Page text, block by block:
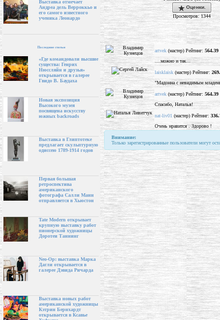
Выставка отмечает
Андреа дель Верроккьо и
его самого известного
ученика Леонардо
Последние статьи
«Где командовали высшие
существа: Генрих
Нюссляйн и друзья»
открывается в галерее
Гвидо В. Баудаха
Новая экспозиция
Высокого музея
посвящена искусству
южных backroads
Выставка в Глиптотеке
предлагает скульптурную
одиссею 1789-1914 годов
Первая большая
ретроспектива
американского
фотографа Салли Манн
отправляется в Хьюстон
Tate Modern открывает
крупную выставку работ
пионерской художницы
Доротеи Таннинг
Neo-Op: выставка Марка
Дагли открывается в
галерее Дэвида Ричарда
Выставка новых работ
американской художницы
Кэтрин Бернхардт
открывается в Ксавье
Оценки.
Просмотров: 1344
artvek (мастер) Рейтинг: 564.39
....можно и так...
laisklaisk (мастер) Рейтинг:
"Мадонна с невидимым
artvek (мастер) Рейтинг: 564.39
Спасибо, Наталья!
nat-liv01 (мастер) Рейтинг:
Очень нравится . Здорово !
Внимание:
Только зарегистрированные пользователи могут